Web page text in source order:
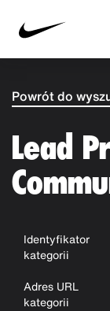
Powrót do
Lead
Identyfikator
kategorii
Adres URL
kategorii